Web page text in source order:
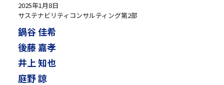
2025年1月8日
サステナビリティコンサルティング第2部
鍋谷 佳希
後藤 嘉孝
井上 知也
庭野 諒